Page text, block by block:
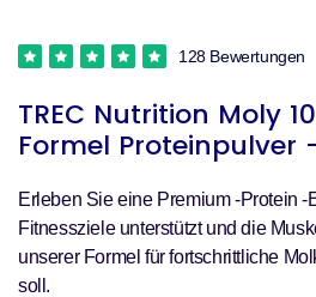
TREC Nutrition Moly
Formel Proteinpulver
128 Bewertungen
Erleben Sie eine Premium -Protein -
Fitnessziele unterstützt und die
unserer Formel für fortschrittliche
soll.